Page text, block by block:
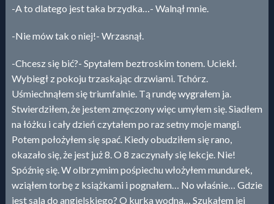
-A to dlatego jest taka brzydka…- Walnął mnie.
-Nie mów tak o niej!- Wrzasnął.
-Chcesz się bić?- Spytałem beztroskim tonem. Uciekł.
Wybiegł z pokoju trzaskając drzwiami. Tchórz.
Uśmiechnąłem się triumfalnie. Tą rundę wygrałem ja.
Stwierdziłem, że jestem zmęczony więc umyłem się. Siadłem
na łóżku i cały dzień czytałem po raz setny moje mangi.
Potem położyłem się spać. Kiedy obudziłem się rano,
okazało się, że jest już 8. O 8 zaczynały się lekcje. Nie!
Spóźnię się. W olbrzymim pośpiechu włożyłem mundurek,
wziąłem torbę z książkami i pognałem… No właśnie… Gdzie
jest sala do angielskiego? O kurka wodna… Szukałem jej